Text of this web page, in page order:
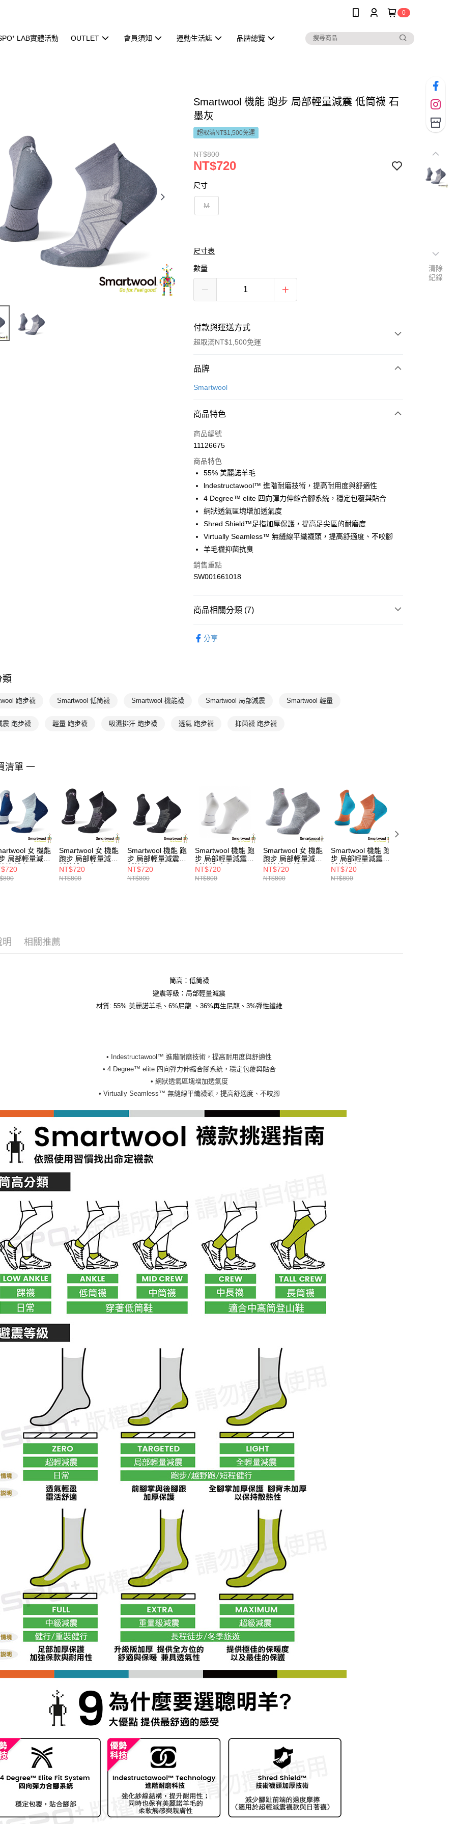
0
LAB實體活動 OUTLET 會員須知 運動生活誌 品牌總覽
Smartwool 機能 跑步 局部輕量減震 低筒襪 石
墨灰
超取滿NT$1,500免運
NT$800
NT$720
尺寸
M
尺寸表
數量
付款與運送方式
超取滿NT$1,500免運
付款方式
信用卡一次付款
悠遊付
運送方式
7-11取貨(快速到店)
每筆NT$100，滿NT$1,500(含以上)免運費
宅配-本島
每筆NT$100，滿NT$1,500(含以上)免運費
品牌
Smartwool
商品特色
商品編號
11126675
商品特色
55% 美麗諾羊毛
lndestructawool™ 進階耐磨技術，提高耐用度與舒適性
4 Degree™ elite 四向彈力伸縮合腳系統，穩定包覆與貼合
網狀透氣區塊增加透氣度
Shred Shield™足指加厚保護，提高足尖區的耐磨度
Virtually Seamless™ 無縫線平織襪頭，提高舒適度、不咬腳
羊毛襪抑菌抗臭
銷售重點
SW001661018
商品相關分類 (7)
Smartwool 羊毛襪 登山戶外襪
分享
類
跑步襪 Smartwool 低筒襪 Smartwool 機能襪 Smartwool 局部減震 Smartwool 輕量
震 跑步襪 輕量 跑步襪 吸濕排汗 跑步襪 透氣 跑步襪 抑菌襪 跑步襪
清單 一
女 機能
局部輕量減震
襪 淺灰
Smartwool 女 機能
跑步 局部輕量減震
低筒襪 黑色
NT$720
NT$800
Smartwool 機能 跑
步 局部輕量減震
低筒襪 黑色
NT$720
NT$800
Smartwool 機能 跑
步 局部輕量減震
低筒襪 白色
NT$720
NT$800
Smartwool 女 機能
跑步 局部輕量減震
低筒襪 白淺灰
NT$720
NT$800
Smartwool 機能 跑
步 局部輕量減震
低筒襪 沉橘
NT$720
NT$800
明 相關推薦
筒高：低筒襪
避震等級：局部輕量減震
材質: 55% 美麗諾羊毛、6%尼龍 、36%再生尼龍、3%彈性纖維
• Indestructawool™ 進階耐磨技術，提高耐用度與舒適性
• 4 Degree™ elite 四向彈力伸縮合腳系統，穩定包覆與貼合
• 網狀透氣區塊增加透氣度
• Virtually Seamless™ 無縫線平織襪頭，提高舒適度、不咬腳
清除
紀錄